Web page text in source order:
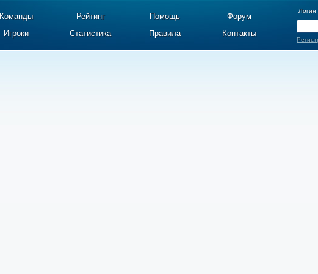
Команды Рейтинг Помощь
Форум
Игроки Статистика Правила Контакты
Логин